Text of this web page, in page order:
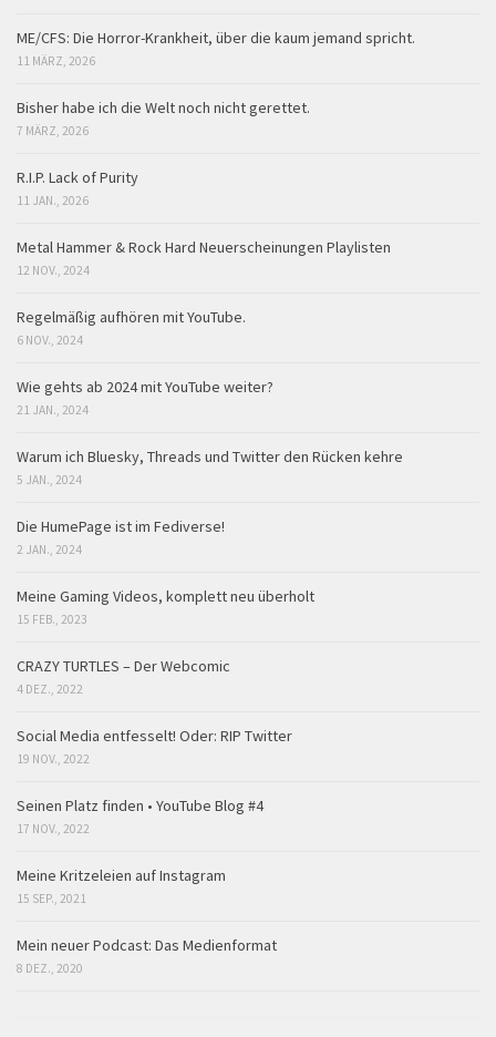
ME/CFS: Die Horror-Krankheit, über die kaum jemand spricht.
11 MÄRZ, 2026
Bisher habe ich die Welt noch nicht gerettet.
7 MÄRZ, 2026
R.I.P. Lack of Purity
11 JAN., 2026
Metal Hammer & Rock Hard Neuerscheinungen Playlisten
12 NOV., 2024
Regelmäßig aufhören mit YouTube.
6 NOV., 2024
Wie gehts ab 2024 mit YouTube weiter?
21 JAN., 2024
Warum ich Bluesky, Threads und Twitter den Rücken kehre
5 JAN., 2024
Die HumePage ist im Fediverse!
2 JAN., 2024
Meine Gaming Videos, komplett neu überholt
15 FEB., 2023
CRAZY TURTLES – Der Webcomic
4 DEZ., 2022
Social Media entfesselt! Oder: RIP Twitter
19 NOV., 2022
Seinen Platz finden • YouTube Blog #4
17 NOV., 2022
Meine Kritzeleien auf Instagram
15 SEP., 2021
Mein neuer Podcast: Das Medienformat
8 DEZ., 2020